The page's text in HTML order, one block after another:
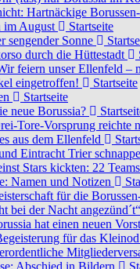
Hartnäckige
im August
Startseite
sengender Sonne
durch die Hüttestadt
feiern unser Ellenfeld –
eingetroffen!
Startseite
Startseite
neue Borussia?
Tore-Vorsprung reichte
aus dem Ellenfeld
Eintracht Trier
Stars kickten: 22
Namen und Notizen
für die
bei der Nacht angezünd´t“
hat einen neuen
für das
Abschied in Bildern